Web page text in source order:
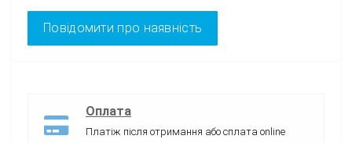
Повідомити про наявність
Оплата
Платіж після отримання або сплата online